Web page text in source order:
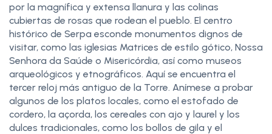
por la magnífica y extensa llanura y las colinas
cubiertas de rosas que rodean el pueblo. El centro
histórico de Serpa esconde monumentos dignos de
visitar, como las iglesias Matrices de estilo gótico, Nossa
Senhora da Saúde o Misericórdia, así como museos
arqueológicos y etnográficos. Aquí se encuentra el
tercer reloj más antiguo de la Torre. Anímese a probar
algunos de los platos locales, como el estofado de
cordero, la açorda, los cereales con ajo y laurel y los
dulces tradicionales, como los bollos de gila y el